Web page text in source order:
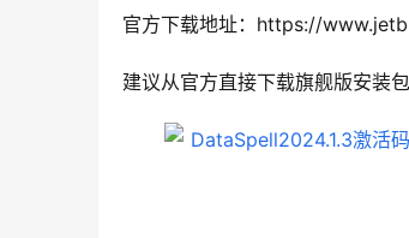
官方下载地址：https://
建议从官方直接下载旗舰版安装